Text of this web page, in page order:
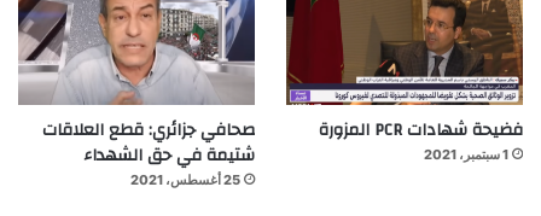
فضيحة شهادات PCR المزورة
1 سبتمبر، 2021
صحافي جزائري: قطع العلاقات
شتيمة في حق الشهداء
25 أغسطس، 2021